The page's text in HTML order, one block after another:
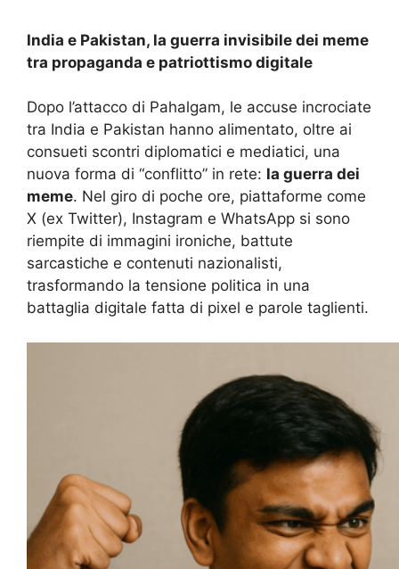
India e Pakistan, la guerra invisibile dei meme
tra propaganda e patriottismo digitale
Dopo l’attacco di Pahalgam, le accuse incrociate
tra India e Pakistan hanno alimentato, oltre ai
consueti scontri diplomatici e mediatici, una
nuova forma di “conflitto” in rete: la guerra dei
meme. Nel giro di poche ore, piattaforme come
X (ex Twitter), Instagram e WhatsApp si sono
riempite di immagini ironiche, battute
sarcastiche e contenuti nazionalisti,
trasformando la tensione politica in una
battaglia digitale fatta di pixel e parole taglienti.